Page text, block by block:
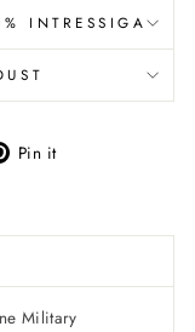
INTRESSIGA
Pin it
Military